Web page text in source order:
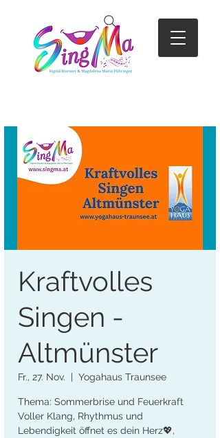
Kraftvolles
Singen -
Altmünster
Fr., 27. Nov.
  |
Yogahaus Traunsee
Thema: Sommerbrise und Feuerkraft
Voller Klang, Rhythmus und
Lebendigkeit öffnet es dein Herz💖,